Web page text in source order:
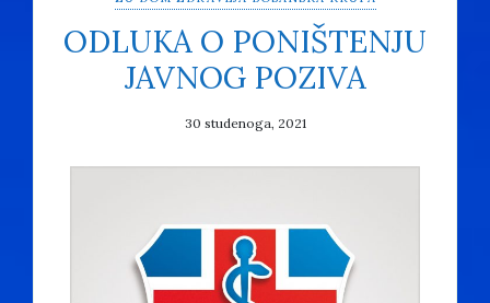
ODLUKA O PONIŠTENJU
JAVNOG POZIVA
30 studenoga, 2021